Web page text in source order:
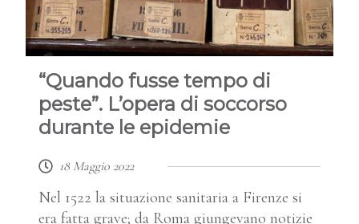
“Quando fusse tempo di
peste”. L’opera di soccorso
durante le epidemie
18 Maggio 2022
Nel 1522 la situazione sanitaria a Firenze si
era fatta grave; da Roma giungevano notizie